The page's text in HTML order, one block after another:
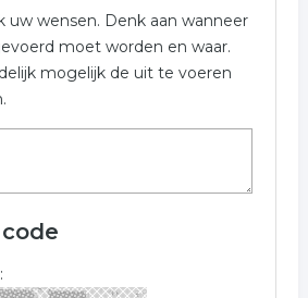
uw wensen. Denk aan wanneer
moet worden en waar.
mogelijk de uit te voeren